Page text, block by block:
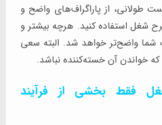
طولانی، از پاراگراف‌های واضح و
شغل استفاده کنید. هرچه بیشتر و
شما واضح‌تر خواهد شد. البته سعی
خواندن آن خسته‌کننده نباشد.
فقط بخشی از فرآیند